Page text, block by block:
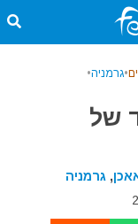
•גרמניה•
של
, גרמניה